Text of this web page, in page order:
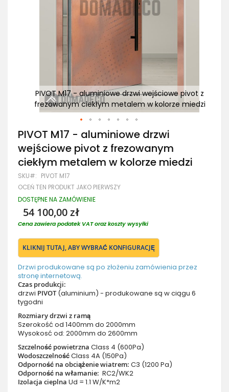
PIVOT M17 - aluminiowe drzwi wejściowe pivot z
frezowanym ciekłym metalem w kolorze miedzi
Przejdź
na
początek
galerii
PIVOT M17 - aluminiowe drzwi
wejściowe pivot z frezowanym
ciekłym metalem w kolorze miedzi
SKU PIVOT M17
OCEŃ TEN PRODUKT JAKO PIERWSZY
DOSTĘPNE NA ZAMÓWIENIE
54 100,00 zł
Cena zawiera podatek VAT oraz koszty wysyłki
KLIKNIJ TUTAJ, ABY WYBRAĆ KONFIGURACJĘ
Drzwi produkowane są po złożeniu zamówienia przez
stronę internetową.
Czas produkcji:
drzwi PIVOT(aluminium) - produkowane są w ciągu 6
tygodni
Rozmiary drzwi z ramą
Szerokość od 1400mm do 2000mm
Wysokosć od: 2000mm do 2600mm
Szczelność powietrzna Class 4 (600Pa)
WodoszczelnośćClass 4A (150Pa)
Odporność na obciążenie wiatrem: C3 (1200 Pa)
Odporność na włamanie: RC2/WK2
Izolacja cieplna Ud = 1.1 W/K*m2